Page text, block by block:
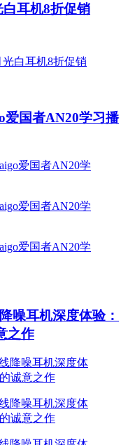
耳机8折促销
爱国者AN20学习播
噪耳机深度体验：
之作